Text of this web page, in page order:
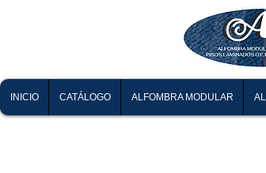
INICIO CATÁLOGO ALFOMBRA MODULAR